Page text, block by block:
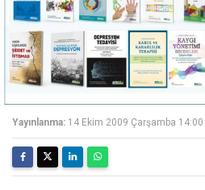
Yayınlanma: 14 Ekim 2009 Çarşamba 14:00